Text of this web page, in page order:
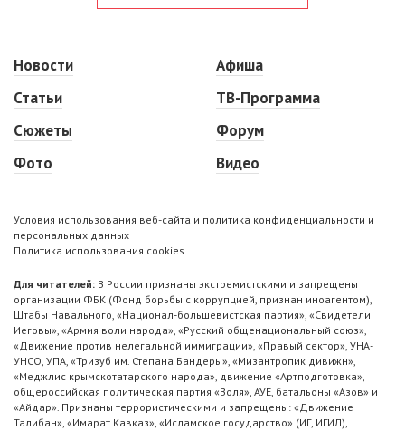
Новости
Статьи
Сюжеты
Фото
Афиша
ТВ-Программа
Форум
Видео
Условия использования веб-сайта и политика конфиденциальности и
персональных данных
Политика использования cookies
Для читателей: В России признаны экстремистскими и запрещены
организации ФБК (Фонд борьбы с коррупцией, признан иноагентом),
Штабы Навального, «Национал-большевистская партия», «Свидетели
Иеговы», «Армия воли народа», «Русский общенациональный союз»,
«Движение против нелегальной иммиграции», «Правый сектор», УНА-
УНСО, УПА, «Тризуб им. Степана Бандеры», «Мизантропик дивижн»,
«Меджлис крымскотатарского народа», движение «Артподготовка»,
общероссийская политическая партия «Воля», АУЕ, батальоны «Азов» и
«Айдар». Признаны террористическими и запрещены: «Движение
Талибан», «Имарат Кавказ», «Исламское государство» (ИГ, ИГИЛ),